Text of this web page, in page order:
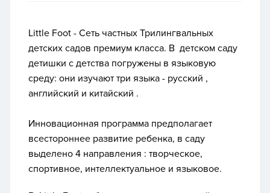
Little Foot - Сеть частных Трилингвальных
детских садов премиум класса. В детском саду
детишки с детства погружены в языковую
среду: они изучают три языка - русский ,
английский и китайский .
Инновационная программа предполагает
всестороннее развитие ребенка, в саду
выделено 4 направления : творческое,
спортивное, интеллектуальное и языковое.